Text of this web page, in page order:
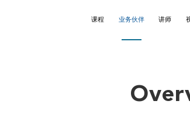
课程 业务伙伴 讲师